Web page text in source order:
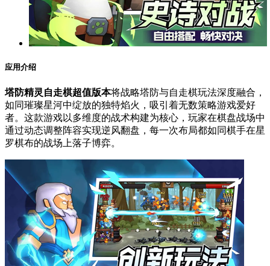
应用介绍
塔防精灵自走棋超值版本将战略塔防与自走棋玩法深度融合，
如同璀璨星河中绽放的独特焰火，吸引着无数策略游戏爱好
者。这款游戏以多维度的战术构建为核心，玩家在棋盘战场中
通过动态调整阵容实现逆风翻盘，每一次布局都如同棋手在星
罗棋布的战场上落子博弈。